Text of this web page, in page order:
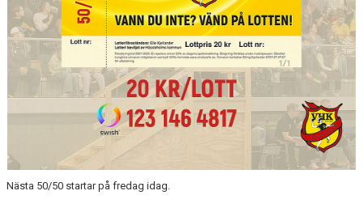
VHK SOCIALA MEDIER
VHK SHOP
HERRARNAS RESULTAT & TABELL
DAMERNAS RESULTAT & TABELL
Nästa 50/50 startar på fredag idag.